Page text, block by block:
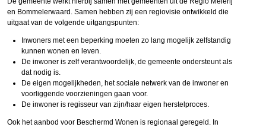
en Bommelerwaard. Samen hebben zij een regiovisie ontwikkeld die
uitgaat van de volgende uitgangspunten:
Inwoners met een beperking moeten zo lang mogelijk zelfstandig
kunnen wonen en leven.
De inwoner is zelf verantwoordelijk, de gemeente ondersteunt als
dat nodig is.
De eigen mogelijkheden, het sociale netwerk van de inwoner en
voorliggende voorzieningen gaan voor.
De inwoner is regisseur van zijn/haar eigen herstelproces.
Ook het aanbod voor Beschermd Wonen is regionaal geregeld. In